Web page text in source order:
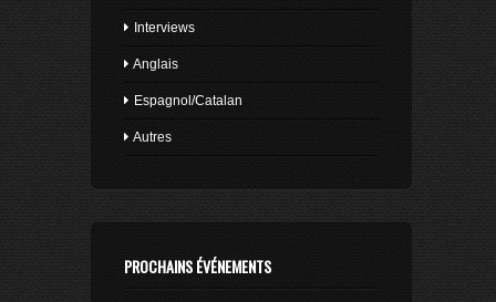
Interviews
Anglais
Espagnol/Catalan
Autres
PROCHAINS ÉVÉNEMENTS